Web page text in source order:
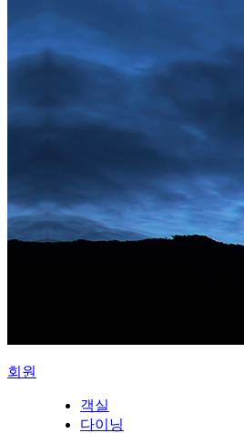
회원
객실
다이닝